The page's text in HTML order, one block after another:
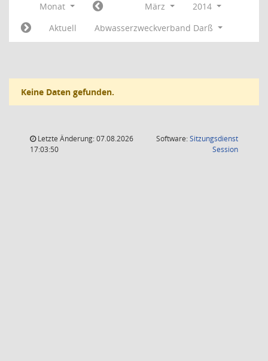
Monat März
2014
Aktuell
Abwasserzweckverband Darß
Keine Daten gefunden.
Letzte Änderung: 07.08.2026
17:03:50
Software:Sitzungsdienst
Session(Wird in